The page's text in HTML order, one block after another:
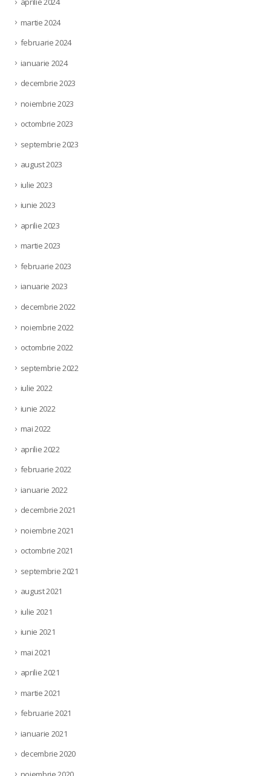
martie 2024
februarie 2024
ianuarie 2024
decembrie 2023
noiembrie 2023
octombrie 2023
septembrie 2023
august 2023
iulie 2023
iunie 2023
aprilie 2023
martie 2023
februarie 2023
ianuarie 2023
decembrie 2022
noiembrie 2022
octombrie 2022
septembrie 2022
iulie 2022
iunie 2022
mai 2022
aprilie 2022
februarie 2022
ianuarie 2022
decembrie 2021
noiembrie 2021
octombrie 2021
septembrie 2021
august 2021
iulie 2021
iunie 2021
mai 2021
aprilie 2021
martie 2021
februarie 2021
ianuarie 2021
decembrie 2020